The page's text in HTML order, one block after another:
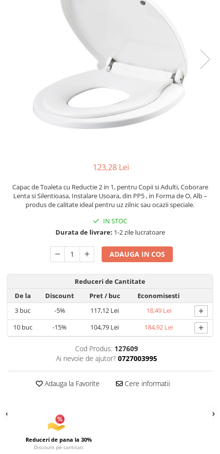
Pahare, Sticle si Cani
Ustensile pentru Bucătărie
Ustensile pentru Bucătărie
Articole pentru Casa si Curatenie
Accesorii Ingrijire Casa
Cutii depozitare
Incalzire si climatizare
Radiatoare si Seminee electrice
Steaguri
Uscatoare si Standere Haine
Articole pentru Gradina si Bricolaj
Lampi de veghe
Articole si, Echipamente pentru
Pelerine, Umbrele si Accesorii
Kit-uri Siguranţă Auto
Accesorii biciclete
Ochelari de Protecţie
Articole de plaja
123,28 Lei
Capac de Toaleta cu Reductie 2 in 1, pentru Copii si Adulti, Coborare
Lenta si Silentioasa, Instalare Usoara, din PP5 , in Forma de O, Alb –
produs de calitate ideal pentru uz zilnic sau ocazii speciale.
IN STOC
Durata de livrare: 1-2 zile lucratoare
ADAUGA IN COS
Reduceri de Cantitate
De la
Discount Pret/ buc
Economisesti
3 buc -5% 117,12 Lei 18,49 Lei +
10buc -15% 104,79 Lei 184,92 Lei +
Cod Produs: 127609
Ai nevoie de ajutor? 0727003995
Adauga la Favorite Cere informatii
Reduceri de pana la 30%
Discount pe cantitati